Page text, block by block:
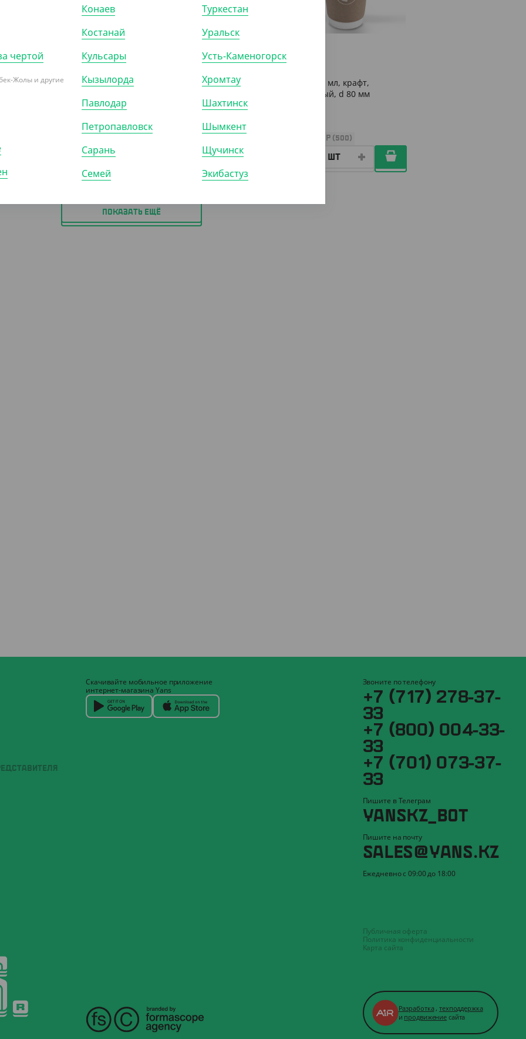
₸
₸/ШТ)
мл. двухслойный,
d 80 мм
1 625
(65
Стакан 400 мл. двухслойный,
черный, d 90 мм
975
(39
Стакан 250 мл, крафт,
двухслойный, d 80 мм
КОР (500)
ПОКАЗАТЬ ЕЩЁ
Скачивайте мобильное приложение
интернет-магазина Yans
Звоните по телефону
+7 (717) 278-37-
33
+7 (800) 004-33-
33
+7 (701) 073-37-
33
Пишите в Телеграм
YANSKZ_BOT
Пишите на почту
SALES@YANS.KZ
Ежедневно с 09:00 до 18:00
Публичная оферта
Политика конфиденциальности
Карта сайта
Разработка,техподдержка
и продвижение сайта
чертой
Жолы и другие
Конаев
Костанай
Кульсары
Кызылорда
Павлодар
Петропавловск
Сарань
Семей
Туркестан
Уральск
Усть-Каменогорск
Хромтау
Шахтинск
Шымкент
Щучинск
Экибастуз